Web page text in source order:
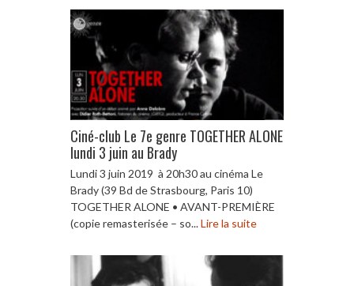
Ciné-club Le 7e genre TOGETHER ALONE
lundi 3 juin au Brady
Lundi 3 juin 2019 à 20h30 au cinéma Le
Brady (39 Bd de Strasbourg, Paris 10)
TOGETHER ALONE • AVANT-PREMIÈRE
(copie remasterisée – so...Lire la suite